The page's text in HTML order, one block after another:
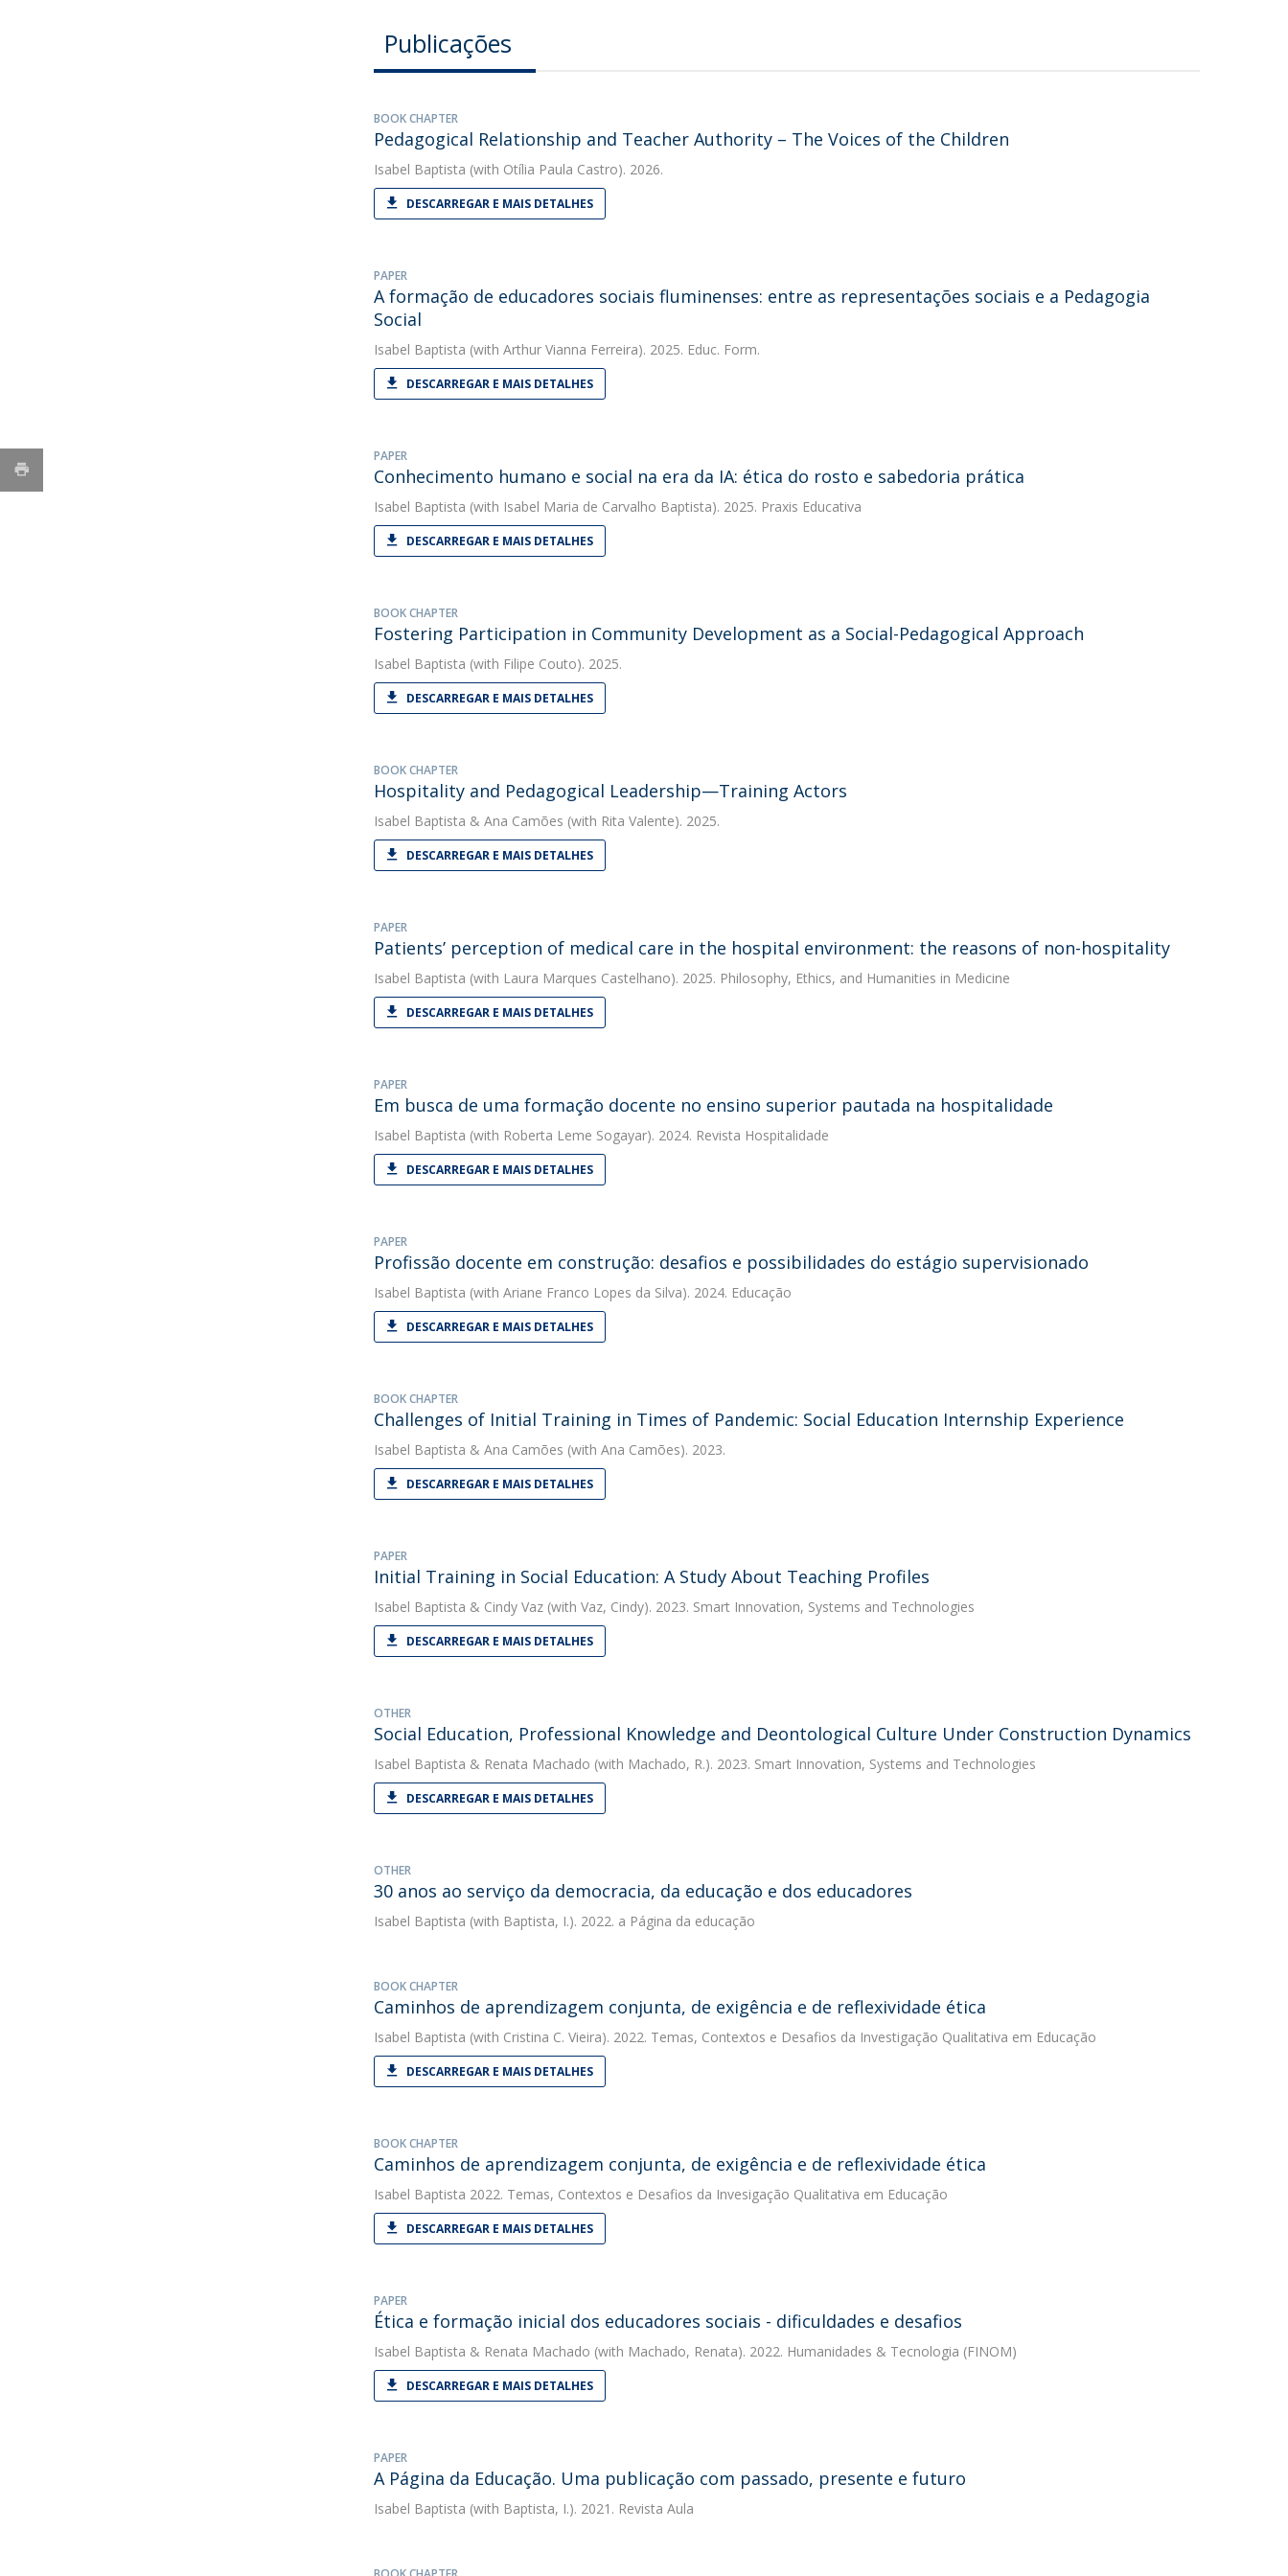
Publicações
BOOK CHAPTER
Pedagogical Relationship and Teacher Authority – The Voices of the Children
Isabel Baptista (with Otília Paula Castro). 2026.
DESCARREGAR E MAIS DETALHES
PAPER
A formação de educadores sociais fluminenses: entre as representações sociais e a Pedagogia
Social
Isabel Baptista (with Arthur Vianna Ferreira). 2025. Educ. Form.
DESCARREGAR E MAIS DETALHES
PAPER
Conhecimento humano e social na era da IA: ética do rosto e sabedoria prática
Isabel Baptista (with Isabel Maria de Carvalho Baptista). 2025. Praxis Educativa
DESCARREGAR E MAIS DETALHES
BOOK CHAPTER
Fostering Participation in Community Development as a Social-Pedagogical Approach
Isabel Baptista (with Filipe Couto). 2025.
DESCARREGAR E MAIS DETALHES
BOOK CHAPTER
Hospitality and Pedagogical Leadership—Training Actors
Isabel Baptista & Ana Camões (with Rita Valente). 2025.
DESCARREGAR E MAIS DETALHES
PAPER
Patients’ perception of medical care in the hospital environment: the reasons of non-hospitality
Isabel Baptista (with Laura Marques Castelhano). 2025. Philosophy, Ethics, and Humanities in Medicine
DESCARREGAR E MAIS DETALHES
PAPER
Em busca de uma formação docente no ensino superior pautada na hospitalidade
Isabel Baptista (with Roberta Leme Sogayar). 2024. Revista Hospitalidade
DESCARREGAR E MAIS DETALHES
PAPER
Profissão docente em construção: desafios e possibilidades do estágio supervisionado
Isabel Baptista (with Ariane Franco Lopes da Silva). 2024. Educação
DESCARREGAR E MAIS DETALHES
BOOK CHAPTER
Challenges of Initial Training in Times of Pandemic: Social Education Internship Experience
Isabel Baptista & Ana Camões (with Ana Camões). 2023.
DESCARREGAR E MAIS DETALHES
PAPER
Initial Training in Social Education: A Study About Teaching Profiles
Isabel Baptista & Cindy Vaz(with Vaz, Cindy). 2023. Smart Innovation, Systems and Technologies
DESCARREGAR E MAIS DETALHES
OTHER
Social Education, Professional Knowledge and Deontological Culture Under Construction Dynamics
Isabel Baptista & Renata Machado (with Machado, R.). 2023. Smart Innovation, Systems and Technologies
DESCARREGAR E MAIS DETALHES
OTHER
30 anos ao serviço da democracia, da educação e dos educadores
Isabel Baptista (with Baptista, I.). 2022. a Página da educação
BOOK CHAPTER
Caminhos de aprendizagem conjunta, de exigência e de reflexividade ética
Isabel Baptista (with Cristina C. Vieira). 2022. Temas, Contextos e Desafios da Investigação Qualitativa em Educação
DESCARREGAR E MAIS DETALHES
BOOK CHAPTER
Caminhos de aprendizagem conjunta, de exigência e de reflexividade ética
Isabel Baptista 2022. Temas, Contextos e Desafios da Invesigação Qualitativa em Educação
DESCARREGAR E MAIS DETALHES
PAPER
Ética e formação inicial dos educadores sociais - dificuldades e desafios
Isabel Baptista & Renata Machado (with Machado, Renata). 2022. Humanidades & Tecnologia (FINOM)
DESCARREGAR E MAIS DETALHES
PAPER
A Página da Educação. Uma publicação com passado, presente e futuro
Isabel Baptista (with Baptista, I.). 2021. Revista Aula